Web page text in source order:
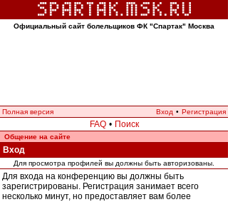
Официальный сайт болельщиков ФК "Спартак" Москва
Полная версия Вход • Регистрация
FAQ • Поиск
Общение на сайте
Вход
Для просмотра профилей вы должны быть авторизованы.
Для входа на конференцию вы должны быть
зарегистрированы. Регистрация занимает всего
несколько минут, но предоставляет вам более